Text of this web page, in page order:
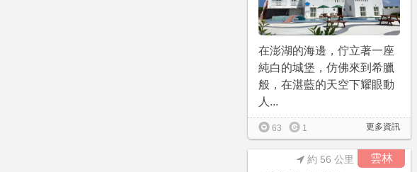
在澎湖的海邊，佇立著一座
純白的城堡，仿佛來到希臘
般，在湛藍的天空下耀眼動
人...
更多資訊
63 1
雲林
約 56 公里